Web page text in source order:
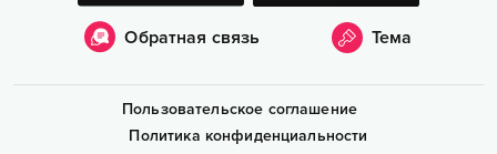
Обратная связь Тема
Пользовательское соглашение
Политика конфиденциальности